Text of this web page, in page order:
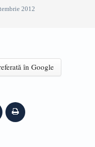
2012
în Google